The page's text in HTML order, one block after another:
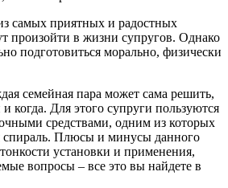
самых приятных и радостных
произойти в жизни супругов. Однако
подготовиться морально, физически
семейная пара может сама решить,
и когда. Для этого супруги пользуются
средствами, одним из которых
спираль. Плюсы и минусы данного
установки и применения,
вопросы – все это вы найдете в